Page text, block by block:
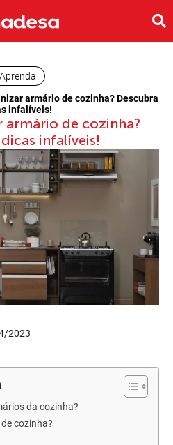
armário de cozinha? Descubra
infalíveis!
Aprenda
de cozinha?
infalíveis!
2023
da cozinha?
cozinha?